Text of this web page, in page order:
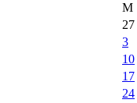
M
27
3
10
17
24